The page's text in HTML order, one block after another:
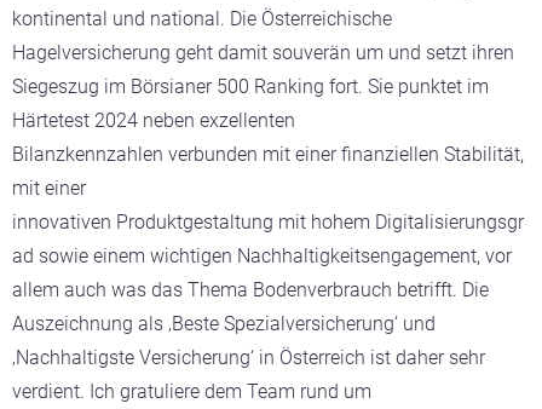
kontinental und national. Die Österreichische
Hagelversicherung geht damit souverän um und setzt ihren
Siegeszug im Börsianer 500 Ranking fort. Sie punktet im
Härtetest 2024 neben exzellenten
Bilanzkennzahlen verbunden mit einer finanziellen Stabilität,
mit einer
innovativen Produktgestaltung mit hohem Digitalisierungsgr
ad sowie einem wichtigen Nachhaltigkeitsengagement, vor
allem auch was das Thema Bodenverbrauch betrifft. Die
Auszeichnung als ‚Beste Spezialversicherung‘ und
‚Nachhaltigste Versicherung‘ in Österreich ist daher sehr
verdient. Ich gratuliere dem Team rund um